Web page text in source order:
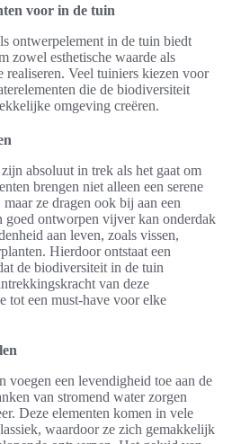
voor in de tuin
ontwerpelement in de tuin biedt
zowel esthetische waarde als
realiseren. Veel tuiniers kiezen voor
die de biodiversiteit
omgeving creëren.
absoluut in trek als het gaat om
brengen niet alleen een serene
ze dragen ook bij aan een
goed ontworpen vijver kan onderdak
aan leven, zoals vissen,
Hierdoor ontstaat een
de biodiversiteit in de tuin
van deze
tot een must-have voor elke
voegen een levendigheid toe aan de
van stromend water zorgen
Deze elementen komen in vele
waardoor ze zich gemakkelijk